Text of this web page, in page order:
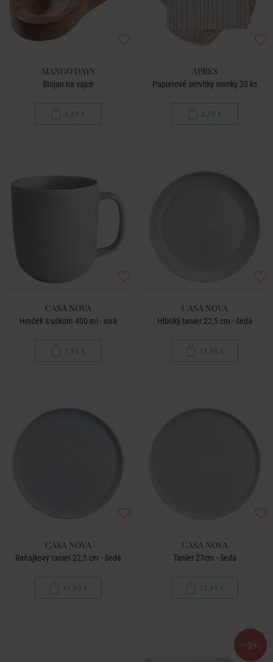
MANGO DAYS
Stojan na vajce
5,29 €
APRES
Papierové servítky stonky 20 ks
3,79 €
CASA NOVA
Hrnček s uškom 400 ml - sivá
7,99 €
CASA NOVA
Hlboký tanier 22,5 cm - šedá
11,99 €
CASA NOVA
Raňajkový tanier 22,5 cm - šedá
11,99 €
CASA NOVA
Tanier 27cm - šedá
15,99 €
-50 %